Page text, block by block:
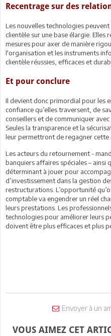
Recentrage sur des
Les nouvelles technologies
clientèle sur une base élargie.
mesures pour axer de manière
l'organisation et les instruments
clientèle réussies, efficaces et
Et pour conclure
Il devient donc primordial pour les
confiance qu’elles traversent, de
conseillers et de communiquer
Seules la transparence et la
leur permettront de regagner cette
Les acteurs du retournement -
banquiers affaires spéciales – ainsi
déterminant à jouer pour
d’investissement dans la gestion
restructurations. L’opportunité
comptable va engendrer un réel
leurs prestations. Les
technologies pour améliorer leurs
doivent être plus efficaces et plus
Envoyer à un
VOUS AIMEZ CET